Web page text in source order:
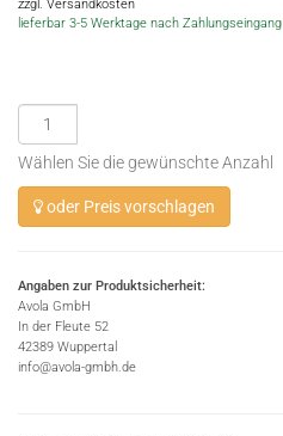
zzgl. Versandkosten
lieferbar 3-5 Werktage nach Zahlungseingang
Wählen Sie die gewünschte Anzahl
oder Preis vorschlagen
Angaben zur Produktsicherheit:
Avola GmbH
In der Fleute 52
42389 Wuppertal
info@avola-gmbh.de